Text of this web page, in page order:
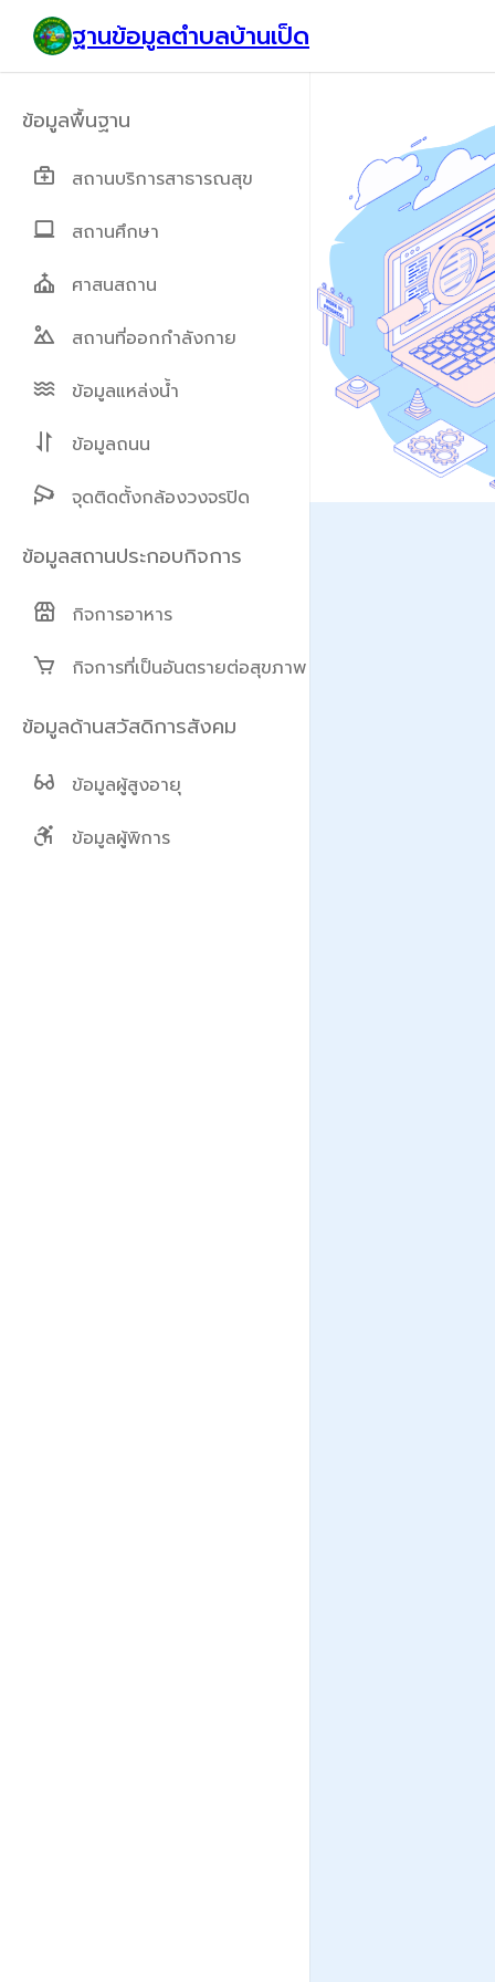
ฐานข้อมูลตำบลบ้านเป็ด
สถานบริการสาธารณสุข
สถานศึกษา
ศาสนสถาน
สถานที่ออกกำลังกาย
ข้อมูลแหล่งน้ำ
ข้อมูลถนน
จุดติดตั้งกล้องวงจรปิด
กิจการอาหาร
กิจการที่เป็นอันตรายต่อสุขภาพ
ข้อมูลผู้สูงอายุ
ข้อมูลผู้พิการ